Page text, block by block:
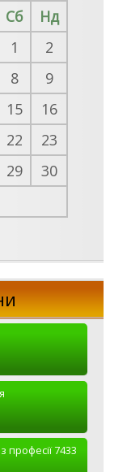
Сб
Нд
1
2
8
9
15
16
22
23
29
30
професії 7433